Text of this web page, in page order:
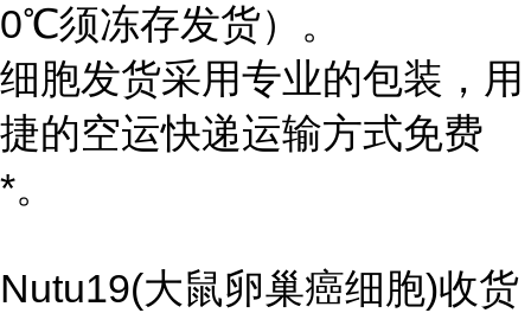
0℃须冻存发货）。
细胞发货采用专业的包装，用
捷的空运快递运输方式免费
*。
Nutu19(大鼠卵巢癌细胞)收货